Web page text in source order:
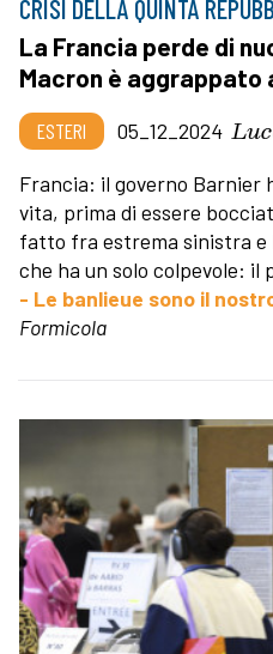
CRISI DELLA QUINTA
La Francia perde di
Macron è aggrappato
ESTERI 05_12_2024
Francia: il governo Barnier
vita, prima di essere
fatto fra estrema sinistra e
che ha un solo colpevole: il
- Le banlieue sono il
Formicola